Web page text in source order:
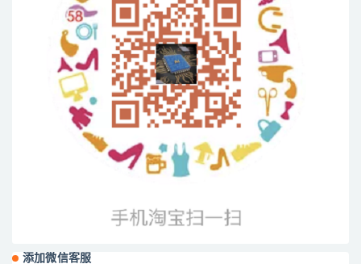
添加微信客服